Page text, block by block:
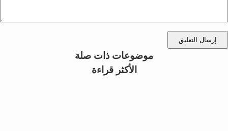
إرسال التعليق
موضوعات ذات صلة
الأكثر قراءة